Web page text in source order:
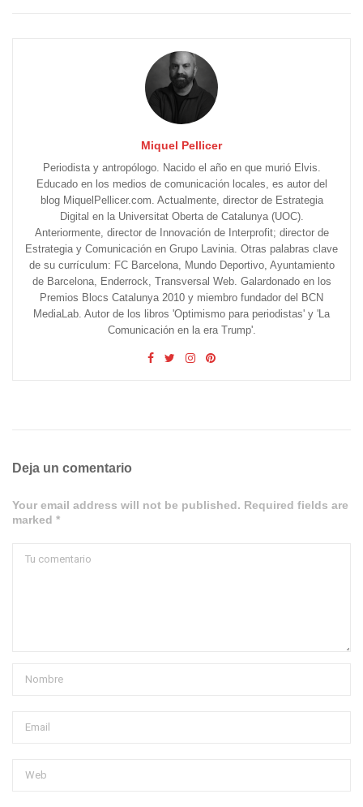
Miquel Pellicer
Periodista y antropólogo. Nacido el año en que murió Elvis.
Educado en los medios de comunicación locales, es autor del
blog MiquelPellicer.com. Actualmente, director de Estrategia
Digital en la Universitat Oberta de Catalunya (UOC).
Anteriormente, director de Innovación de Interprofit; director de
Estrategia y Comunicación en Grupo Lavinia. Otras palabras clave
de su currículum: FC Barcelona, Mundo Deportivo, Ayuntamiento
de Barcelona, Enderrock, Transversal Web. Galardonado en los
Premios Blocs Catalunya 2010 y miembro fundador del BCN
MediaLab. Autor de los libros 'Optimismo para periodistas' y 'La
Comunicación en la era Trump'.
Deja un comentario
Your email address will not be published. Required fields are
marked *